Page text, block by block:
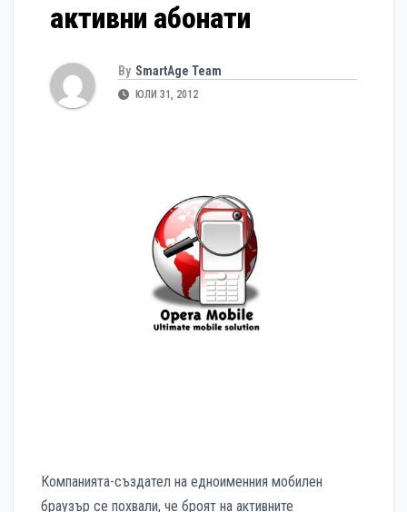
активни абонати
By SmartAge Team
ЮЛИ 31, 2012
Компанията-създател на едноименния мобилен
браузър се похвали, че броят на активните